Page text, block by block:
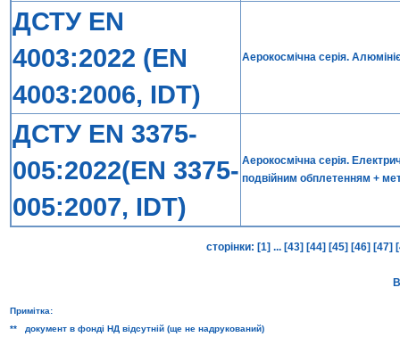
ДСТУ EN
4003:2022 (EN
4003:2006, IDT)
Аерокосмічна серія.
ДСТУ EN 3375-
005:2022(EN 3375-
005:2007, IDT)
Аерокосмічна серія.
подвійним обплетенням +
сторінки: [1] ... [43] [44] [45] [46] [47]
Примітка:
** документ в фонді НД відсутній (ще не надрукований)